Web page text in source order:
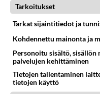
IKÄVÄ
heilutin mukaan rahojen
olen muuten
lauseen ja teon....
04.08.2026 05:18
Tarkoitukset
Tarkat sijaintitiedot ja
Kohdennettu mainonta ja
Personoitu sisältö,
palvelujen kehittäminen
Tietojen tallentaminen
tietojen käyttö